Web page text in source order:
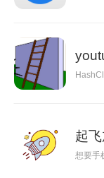
起
想要手